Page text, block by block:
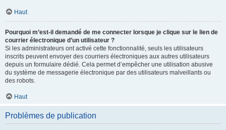
Haut
Pourquoi m’est-il demandé de me connecter lorsque je clique sur le lien de
courrier électronique d’un utilisateur ?
Si les administrateurs ont activé cette fonctionnalité, seuls les utilisateurs
inscrits peuvent envoyer des courriers électroniques aux autres utilisateurs
depuis un formulaire dédié. Cela permet d’empêcher une utilisation abusive
du système de messagerie électronique par des utilisateurs malveillants ou
des robots.
Haut
Problèmes de publication